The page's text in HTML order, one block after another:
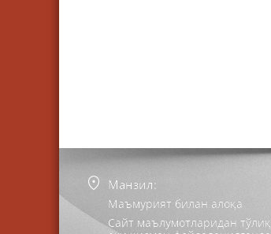
Манзил:
Маъмурият билан алоқа
Сайт маълумотларидан тўлиқ